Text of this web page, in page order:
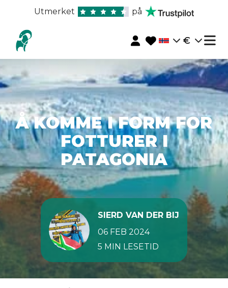
Utmerket på
€
Å KOMME I FORM FOR
FOTTURER I
PATAGONIA
SIERD VAN DER BIJ
06 FEB 2024
5 MIN LESETID